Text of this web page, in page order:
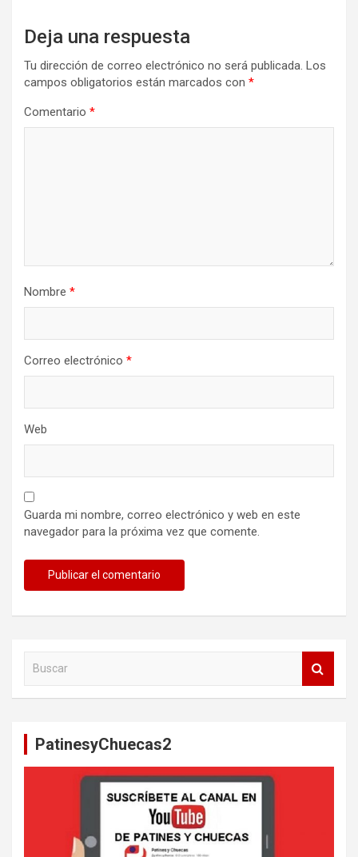
Deja una respuesta
Tu dirección de correo electrónico no será publicada. Los
campos obligatorios están marcados con *
Comentario *
Nombre *
Correo electrónico *
Web
Guarda mi nombre, correo electrónico y web en este
navegador para la próxima vez que comente.
PatinesyChuecas2